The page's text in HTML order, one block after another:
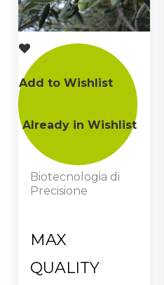
Add to Wishlist
Already in Wishlist
Biotecnologia di
Precisione
MAX
QUALITY